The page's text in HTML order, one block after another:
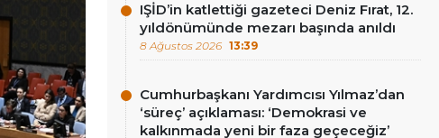
IŞİD’in katlettiği gazeteci Deniz Fırat, 12.
yıldönümünde mezarı başında anıldı
8 Ağustos 2026 13:39
Cumhurbaşkanı Yardımcısı Yılmaz’dan
‘süreç’ açıklaması: ‘Demokrasi ve
kalkınmada yeni bir faza geçeceğiz’